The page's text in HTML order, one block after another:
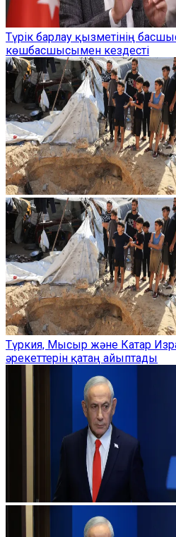
Түрік барлау қызметінің
көшбасшысымен кездесті
Түркия, Мысыр және Катар
әрекеттерін қатаң айыптады